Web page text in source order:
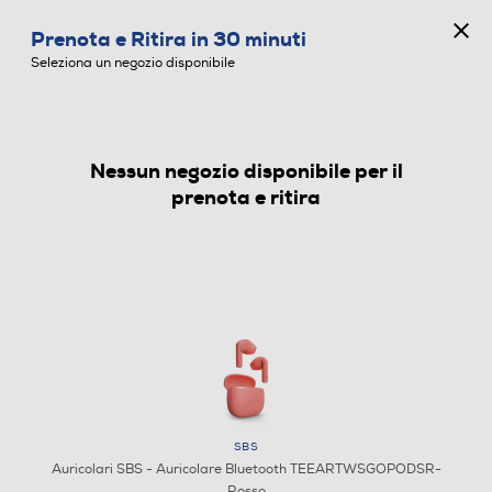
AURICOLARI
Prenota e Ritira in 30 minuti
Seleziona un negozio disponibile
Nessun negozio disponibile per il
prenota e ritira
SBS
Auricolari SBS - Auricolare Bluetooth TEEARTWSGOPODSR-